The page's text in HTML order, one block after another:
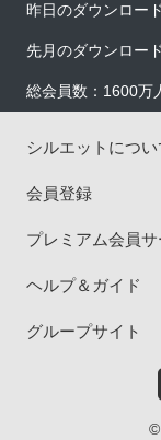
昨日のダウンロー
先月のダウンロー
総会員数：1600万
シルエットについ
会員登録
プレミアム会員サ
ヘルプ＆ガイド
グループサイト
©